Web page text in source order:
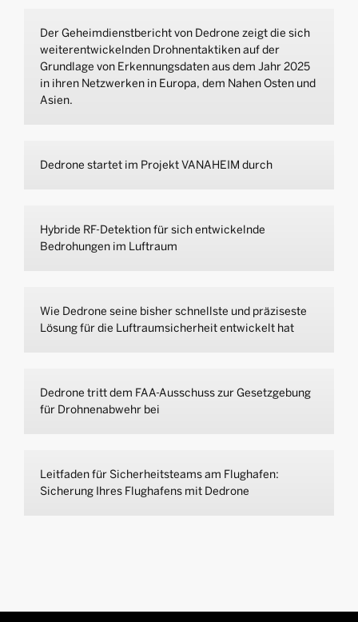
Der Geheimdienstbericht von Dedrone zeigt die sich
weiterentwickelnden Drohnentaktiken auf der
Grundlage von Erkennungsdaten aus dem Jahr 2025
in ihren Netzwerken in Europa, dem Nahen Osten und
Asien.
Dedrone startet im Projekt VANAHEIM durch
Hybride RF-Detektion für sich entwickelnde
Bedrohungen im Luftraum
Wie Dedrone seine bisher schnellste und präziseste
Lösung für die Luftraumsicherheit entwickelt hat
Dedrone tritt dem FAA-Ausschuss zur Gesetzgebung
für Drohnenabwehr bei
Leitfaden für Sicherheitsteams am Flughafen:
Sicherung Ihres Flughafens mit Dedrone